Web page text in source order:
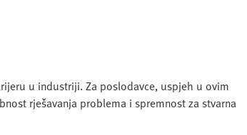
u industriji. Za poslodavce, uspjeh u ovim
rješavanja problema i spremnost za stvarna